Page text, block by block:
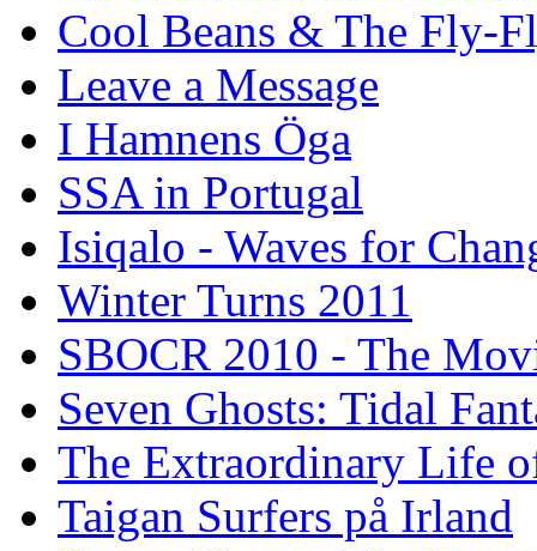
Cool Beans & The Fly-
Leave a Message
I Hamnens Öga
SSA in Portugal
Isiqalo - Waves for
Winter Turns 2011
SBOCR 2010 - The
Seven Ghosts: Tidal
The Extraordinary Life
Taigan Surfers på Irland